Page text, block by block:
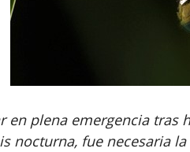
en plena emergencia tras
nocturna, fue necesaria